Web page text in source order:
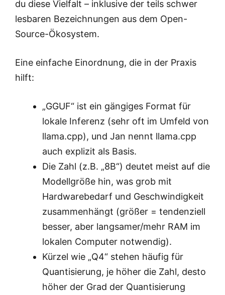
du diese Vielfalt – inklusive der teils schwer
lesbaren Bezeichnungen aus dem Open-
Source-Ökosystem.
Eine einfache Einordnung, die in der Praxis
hilft:
„GGUF“ ist ein gängiges Format für
lokale Inferenz (sehr oft im Umfeld von
llama.cpp), und Jan nennt llama.cpp
auch explizit als Basis.
Die Zahl (z.B. „8B“) deutet meist auf die
Modellgröße hin, was grob mit
Hardwarebedarf und Geschwindigkeit
zusammenhängt (größer = tendenziell
besser, aber langsamer/mehr RAM im
lokalen Computer notwendig).
Kürzel wie „Q4“ stehen häufig für
Quantisierung, je höher die Zahl, desto
höher der Grad der Quantisierung